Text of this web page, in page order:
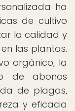
ha
de cultivo
la calidad y
las plantas.
orgánico, la
de abonos
de plagas,
y eficacia